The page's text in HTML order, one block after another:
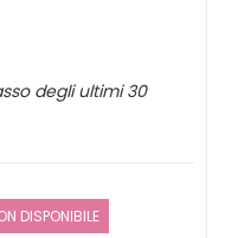
degli ultimi 30
DISPONIBILE